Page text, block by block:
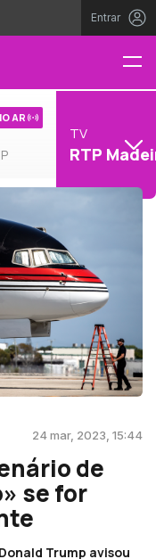
Entrar
AR
TV
RTP
24 mar, 2023, 15:44
de
se for
Trump avisou